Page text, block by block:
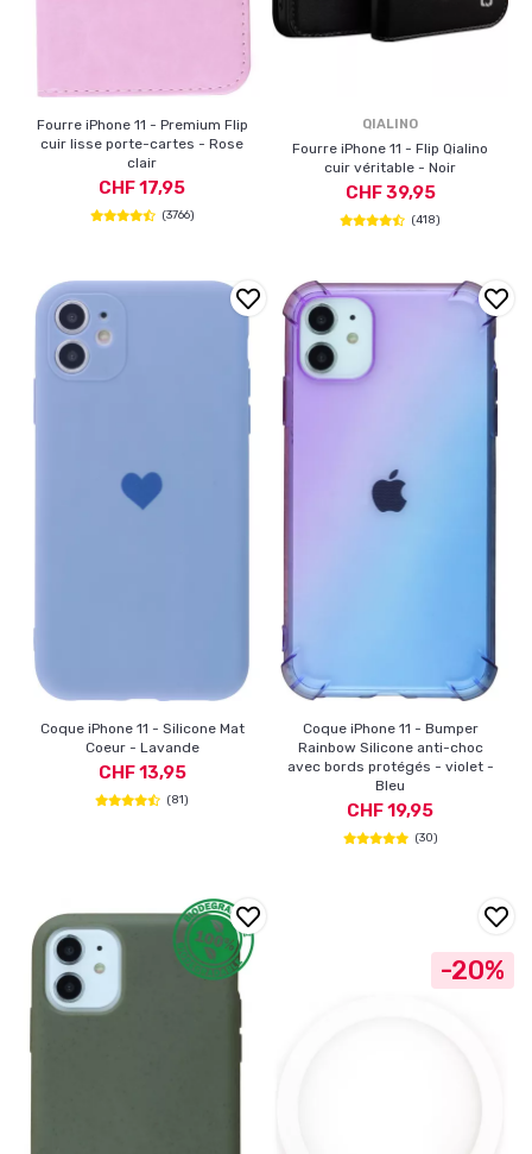
Fourre iPhone 11 - Premium Flip
cuir lisse porte-cartes - Rose
clair
CHF 17,95
(3766)
QIALINO
Fourre iPhone 11 - Flip Qialino
cuir véritable - Noir
CHF 39,95
(418)
Coque iPhone 11 - Silicone Mat
Coeur - Lavande
CHF 13,95
(81)
Coque iPhone 11 - Bumper
Rainbow Silicone anti-choc
avec bords protégés - violet -
Bleu
CHF 19,95
(30)
-20%